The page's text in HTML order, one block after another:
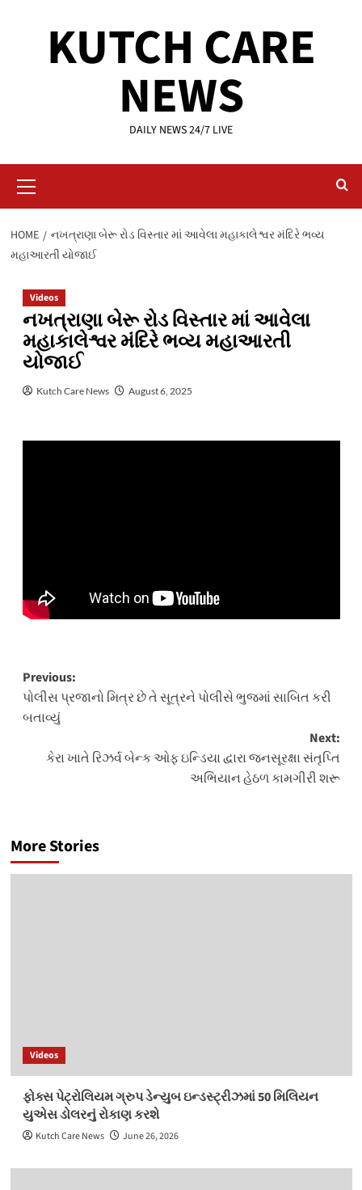
KUTCH CARE
NEWS
DAILY NEWS 24/7 LIVE
Menu
HOME
નખત્રાણા બેરૂ રોડ વિસ્તાર માં આવેલા મહાકાલેશ્વર મંદિરે ભવ્ય
મહાઆરતી યોજાઈ
Videos
નખત્રાણા બેરૂ રોડ વિસ્તાર માં આવેલા
મહાકાલેશ્વર મંદિરે ભવ્ય મહાઆરતી
યોજાઈ
Kutch Care News August 6, 2025
Post
navigation
Previous:
પોલીસ પ્રજાનો મિત્ર છે તે સૂત્રને પોલીસે ભુજમાં સાબિત કરી
બતાવ્યું
Next:
કેરા ખાતે રિઝર્વ બેન્ક ઓફ ઇન્ડિયા દ્વારા જનસૂરક્ષા સંતૃપ્તિ
અભિયાન હેઠળ કામગીરી શરૂ
More Stories
Videos
ફોક્સ પેટ્રોલિયમ ગ્રુપ ડેન્યુબ ઇન્ડસ્ટ્રીઝમાં 50 મિલિયન
યુએસ ડોલરનું રોકાણ કરશે
Kutch Care News June 26, 2026